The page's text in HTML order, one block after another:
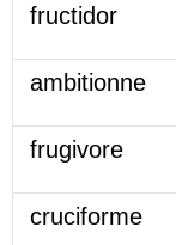
fructidor
ambitionne
frugivore
cruciforme